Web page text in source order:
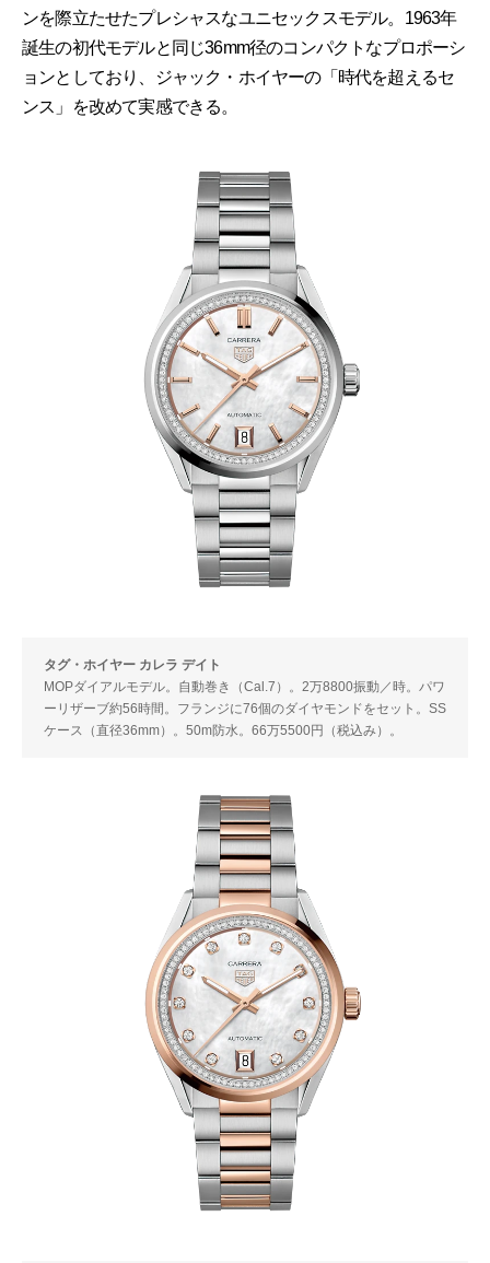
ンを際立たせたプレシャスなユニセックスモデル。1963年
誕生の初代モデルと同じ36mm径のコンパクトなプロポーシ
ョンとしており、ジャック・ホイヤーの「時代を超えるセ
ンス」を改めて実感できる。
タグ・ホイヤー カレラ デイト
MOPダイアルモデル。自動巻き（Cal.7）。2万8800振動／時。パワ
ーリザーブ約56時間。フランジに76個のダイヤモンドをセット。SS
ケース（直径36mm）。50m防水。66万5500円（税込み）。